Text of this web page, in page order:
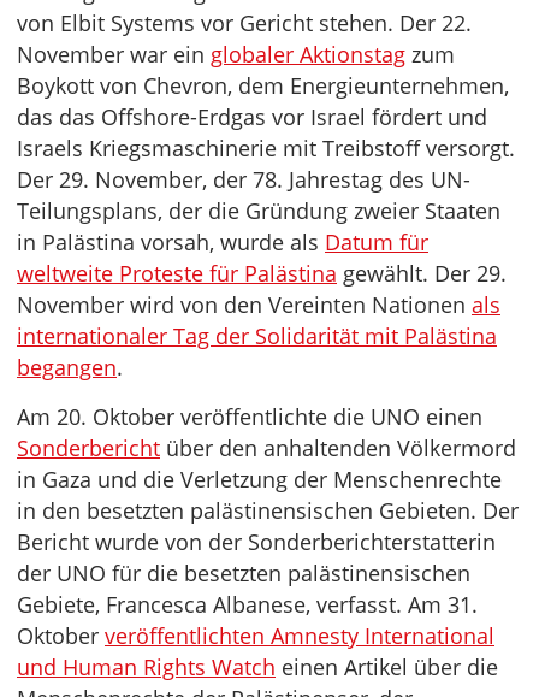
von Elbit Systems vor Gericht stehen. Der 22.
November war ein globaler Aktionstag zum
Boykott von Chevron, dem Energieunternehmen,
das das Offshore-Erdgas vor Israel fördert und
Israels Kriegsmaschinerie mit Treibstoff versorgt.
Der 29. November, der 78. Jahrestag des UN-
Teilungsplans, der die Gründung zweier Staaten
in Palästina vorsah, wurde als Datum für
weltweite Proteste für Palästina gewählt. Der 29.
November wird von den Vereinten Nationen als
internationaler Tag der Solidarität mit Palästina
begangen.
Am 20. Oktober veröffentlichte die UNO einen
Sonderbericht über den anhaltenden Völkermord
in Gaza und die Verletzung der Menschenrechte
in den besetzten palästinensischen Gebieten. Der
Bericht wurde von der Sonderberichterstatterin
der UNO für die besetzten palästinensischen
Gebiete, Francesca Albanese, verfasst. Am 31.
Oktober veröffentlichten Amnesty International
und Human Rights Watch einen Artikel über die